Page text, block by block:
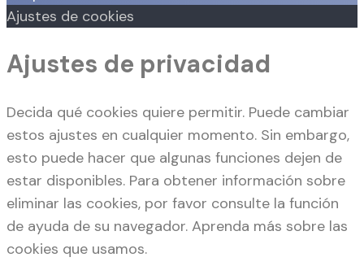
Ajustes de cookies
Ajustes de privacidad
Decida qué cookies quiere permitir. Puede cambiar
estos ajustes en cualquier momento. Sin embargo,
esto puede hacer que algunas funciones dejen de
estar disponibles. Para obtener información sobre
eliminar las cookies, por favor consulte la función
de ayuda de su navegador. Aprenda más sobre las
cookies que usamos.